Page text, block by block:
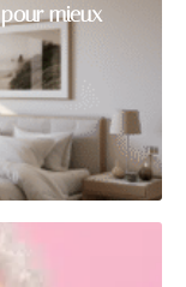
mieux